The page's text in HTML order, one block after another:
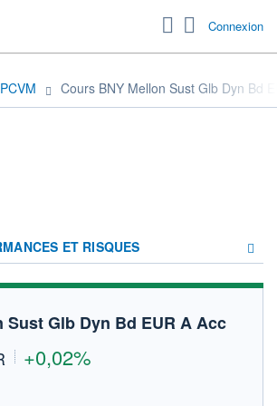
Connexion
Cours BNY Mellon Sust Glb Dyn Bd
ET RISQUES
Sust Glb Dyn Bd EUR A Acc
+0,02%